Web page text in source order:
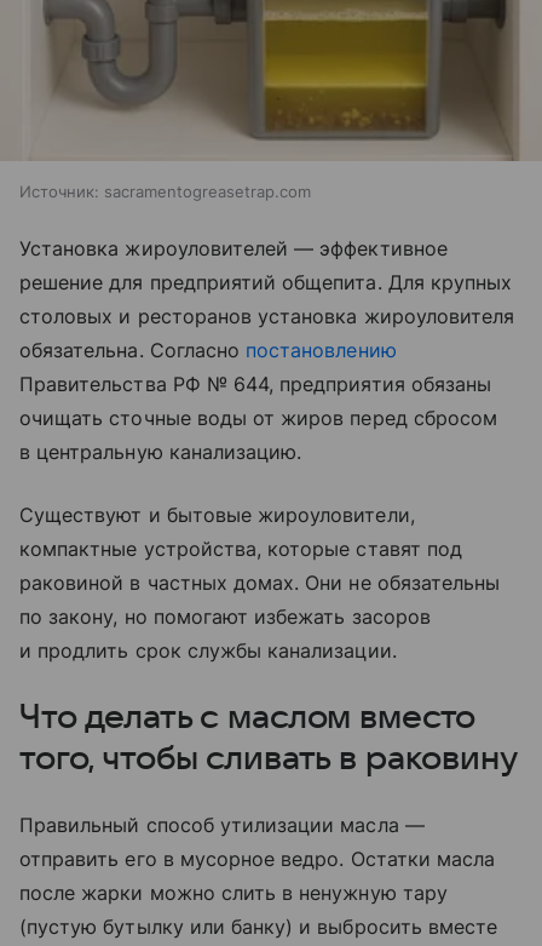
Источник: sacramentogreasetrap.com
Установка жироуловителей — эффективное
решение для предприятий общепита. Для крупных
столовых и ресторанов установка жироуловителя
обязательна. Согласно постановлению
Правительства РФ № 644, предприятия обязаны
очищать сточные воды от жиров перед сбросом
в центральную канализацию.
Существуют и бытовые жироуловители,
компактные устройства, которые ставят под
раковиной в частных домах. Они не обязательны
по закону, но помогают избежать засоров
и продлить срок службы канализации.
Что делать с маслом вместо
того, чтобы сливать в раковину
Правильный способ утилизации масла —
отправить его в мусорное ведро. Остатки масла
после жарки можно слить в ненужную тару
(пустую бутылку или банку) и выбросить вместе